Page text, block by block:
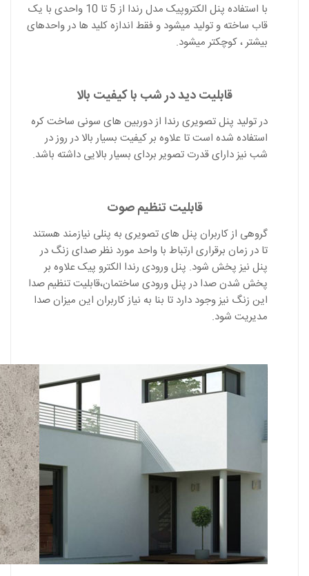
با استفاده پنل الکتروپیک مدل رندا از 5 تا 10 واحدی با یک
قاب ساخته و تولید میشود و فقط اندازه کلید ها در واحدهای
بیشتر ، کوچکتر میشود.
قابلیت دید در شب با کیفیت بالا
در تولید پنل تصویری رندا از دوربین های سونی ساخت کره
استفاده شده است تا علاوه بر کیفیت بسیار بالا در روز در
شب نیز دارای قدرت تصویر بردای بسیار بالایی داشته باشد.
قابلیت تنظیم صوت
گروهی از کاربران پنل های تصویری به پنلی نیازمند هستند
تا در زمان برقراری ارتباط با واحد مورد نظر صدای زنگ در
پنل نیز پخش شود. پنل ورودی رندا الکترو پیک علاوه بر
پخش شدن صدا در پنل ورودی ساختمان،قابلیت تنظیم صدا
این زنگ نیز وجود دارد تا بنا به نیاز کاربران این میزان صدا
مدیریت شود.